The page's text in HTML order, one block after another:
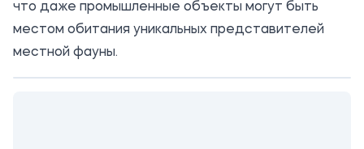
что даже промышленные объекты могут быть
местом обитания уникальных представителей
местной фауны.